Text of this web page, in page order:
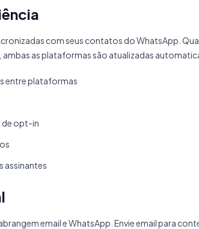
com seus contatos do WhatsApp.
as plataformas são atualizadas
entre plataformas
de opt-in
assinantes
email e WhatsApp. Envie email para